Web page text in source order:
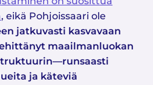
, eikä Pohjoissaari ole
jatkuvasti kasvavaan
maailmanluokan
ja käteviä